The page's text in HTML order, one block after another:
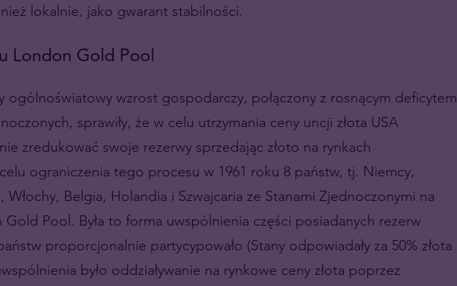
lokalnie, jako gwarant stabilności.
London Gold Pool
ogólnoświatowy wzrost gospodarczy, połączony z rosnącym deficytem
sprawiły, że w celu utrzymania ceny uncji złota USA
zredukować swoje rezerwy sprzedając złoto na rynkach
ograniczenia tego procesu w 1961 roku 8 państw, tj. Niemcy,
Włochy, Belgia, Holandia i Szwajcaria ze Stanami Zjednoczonymi na
Gold Pool. Była to forma uwspólnienia części posiadanych rezerw
proporcjonalnie partycypowało (Stany odpowiadały za 50% złota
było oddziaływanie na rynkowe ceny złota poprzez